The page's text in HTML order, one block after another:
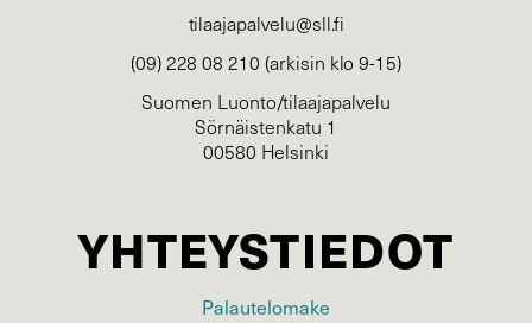
tilaajapalvelu@sll.fi
(09) 228 08 210 (arkisin klo 9-15)
Suomen Luonto/tilaajapalvelu
Sörnäistenkatu 1
00580 Helsinki
YHTEYSTIEDOT
Palautelomake